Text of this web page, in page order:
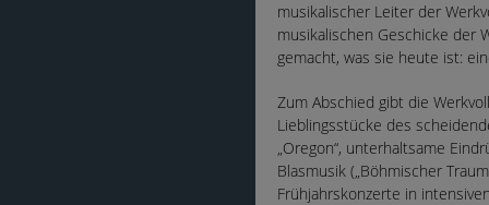
musikalischer Leiter der
musikalischen Geschicke der
gemacht, was sie heute ist:
Zum Abschied gibt die
Lieblingsstücke des
„Oregon“, unterhaltsame
Blasmusik („Böhmischer
Frühjahrskonzerte in